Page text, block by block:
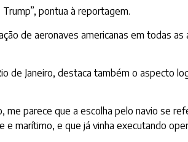
pontua à reportagem.
de aeronaves americanas em todas
de Janeiro, destaca também o aspecto
parece que a escolha pelo navio se
marítimo, e que já vinha executando